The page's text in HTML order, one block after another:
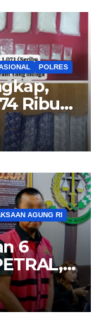
POLRES
Ribu
AGUNG RI
6